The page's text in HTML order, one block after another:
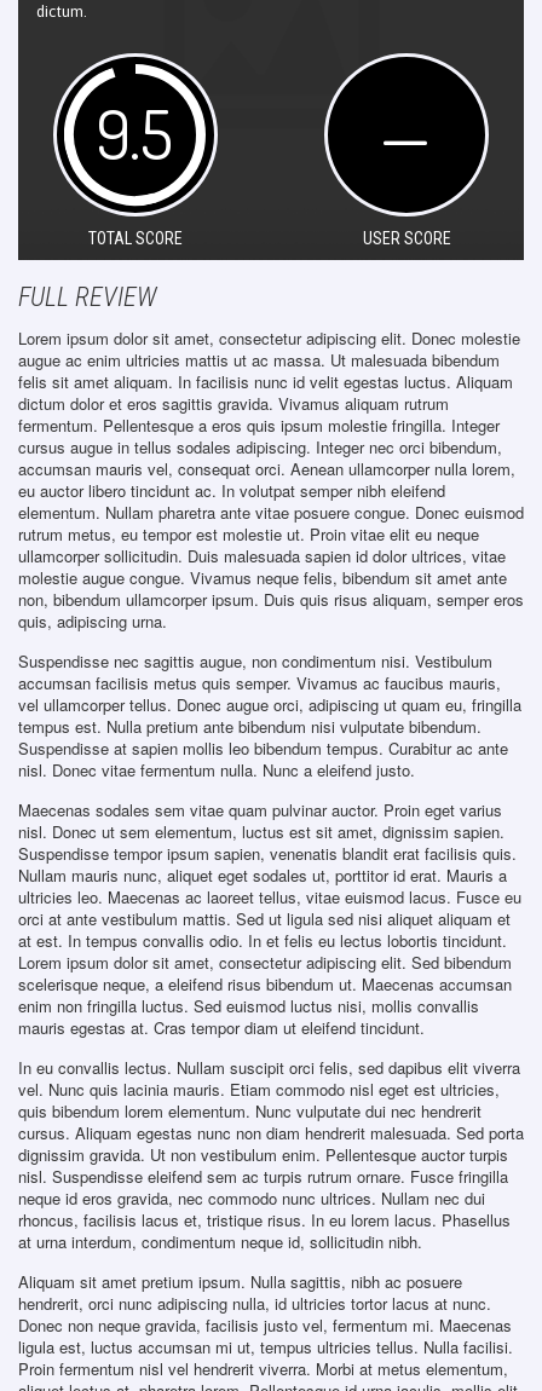
dictum.
9.5
TOTAL SCORE
—
USER SCORE
FULL REVIEW
Lorem ipsum dolor sit amet, consectetur adipiscing elit. Donec molestie
augue ac enim ultricies mattis ut ac massa. Ut malesuada bibendum
felis sit amet aliquam. In facilisis nunc id velit egestas luctus. Aliquam
dictum dolor et eros sagittis gravida. Vivamus aliquam rutrum
fermentum. Pellentesque a eros quis ipsum molestie fringilla. Integer
cursus augue in tellus sodales adipiscing. Integer nec orci bibendum,
accumsan mauris vel, consequat orci. Aenean ullamcorper nulla lorem,
eu auctor libero tincidunt ac. In volutpat semper nibh eleifend
elementum. Nullam pharetra ante vitae posuere congue. Donec euismod
rutrum metus, eu tempor est molestie ut. Proin vitae elit eu neque
ullamcorper sollicitudin. Duis malesuada sapien id dolor ultrices, vitae
molestie augue congue. Vivamus neque felis, bibendum sit amet ante
non, bibendum ullamcorper ipsum. Duis quis risus aliquam, semper eros
quis, adipiscing urna.
Suspendisse nec sagittis augue, non condimentum nisi. Vestibulum
accumsan facilisis metus quis semper. Vivamus ac faucibus mauris,
vel ullamcorper tellus. Donec augue orci, adipiscing ut quam eu, fringilla
tempus est. Nulla pretium ante bibendum nisi vulputate bibendum.
Suspendisse at sapien mollis leo bibendum tempus. Curabitur ac ante
nisl. Donec vitae fermentum nulla. Nunc a eleifend justo.
Maecenas sodales sem vitae quam pulvinar auctor. Proin eget varius
nisl. Donec ut sem elementum, luctus est sit amet, dignissim sapien.
Suspendisse tempor ipsum sapien, venenatis blandit erat facilisis quis.
Nullam mauris nunc, aliquet eget sodales ut, porttitor id erat. Mauris a
ultricies leo. Maecenas ac laoreet tellus, vitae euismod lacus. Fusce eu
orci at ante vestibulum mattis. Sed ut ligula sed nisi aliquet aliquam et
at est. In tempus convallis odio. In et felis eu lectus lobortis tincidunt.
Lorem ipsum dolor sit amet, consectetur adipiscing elit. Sed bibendum
scelerisque neque, a eleifend risus bibendum ut. Maecenas accumsan
enim non fringilla luctus. Sed euismod luctus nisi, mollis convallis
mauris egestas at. Cras tempor diam ut eleifend tincidunt.
In eu convallis lectus. Nullam suscipit orci felis, sed dapibus elit viverra
vel. Nunc quis lacinia mauris. Etiam commodo nisl eget est ultricies,
quis bibendum lorem elementum. Nunc vulputate dui nec hendrerit
cursus. Aliquam egestas nunc non diam hendrerit malesuada. Sed porta
dignissim gravida. Ut non vestibulum enim. Pellentesque auctor turpis
nisl. Suspendisse eleifend sem ac turpis rutrum ornare. Fusce fringilla
neque id eros gravida, nec commodo nunc ultrices. Nullam nec dui
rhoncus, facilisis lacus et, tristique risus. In eu lorem lacus. Phasellus
at urna interdum, condimentum neque id, sollicitudin nibh.
Aliquam sit amet pretium ipsum. Nulla sagittis, nibh ac posuere
hendrerit, orci nunc adipiscing nulla, id ultricies tortor lacus at nunc.
Donec non neque gravida, facilisis justo vel, fermentum mi. Maecenas
ligula est, luctus accumsan mi ut, tempus ultricies tellus. Nulla facilisi.
Proin fermentum nisl vel hendrerit viverra. Morbi at metus elementum,